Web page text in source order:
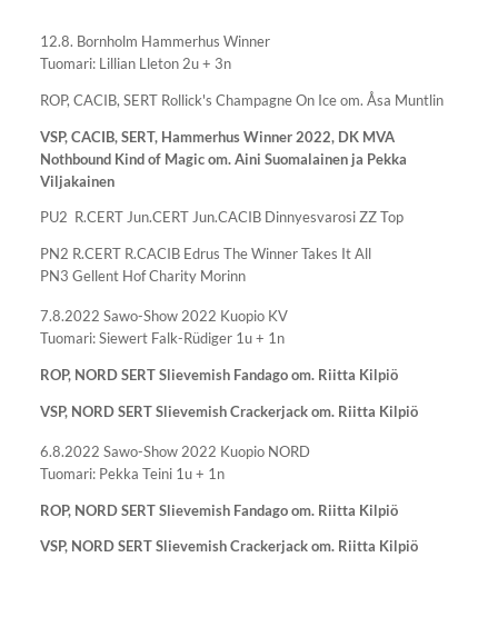
12.8. Bornholm Hammerhus Winner
Tuomari: Lillian Lleton 2u + 3n
ROP, CACIB, SERT Rollick's Champagne On Ice om. Åsa Muntlin
VSP, CACIB, SERT, Hammerhus Winner 2022, DK MVA
Nothbound Kind of Magic om. Aini Suomalainen ja Pekka
Viljakainen
PU2 R.CERT Jun.CERT Jun.CACIB Dinnyesvarosi ZZ Top
PN2 R.CERT R.CACIB Edrus The Winner Takes It All
PN3 Gellent Hof Charity Morinn
7.8.2022 Sawo-Show 2022 Kuopio KV
Tuomari: Siewert Falk-Rüdiger 1u + 1n
ROP, NORD SERT Slievemish Fandago om. Riitta Kilpiö
VSP, NORD SERT Slievemish Crackerjack om. Riitta Kilpiö
6.8.2022 Sawo-Show 2022 Kuopio NORD
Tuomari: Pekka Teini 1u + 1n
ROP, NORD SERT Slievemish Fandago om. Riitta Kilpiö
VSP, NORD SERT Slievemish Crackerjack om. Riitta Kilpiö